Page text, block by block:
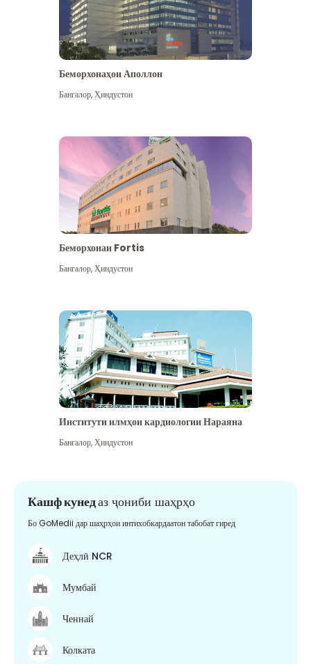
Бештар дидан
Беморхонаҳои Аполлон
Бангалор,Ҳиндустон
Беморхонаи Fortis
Бангалор,Ҳиндустон
Институти илмҳои кардиологии Нараяна
Бангалор,Ҳиндустон
Кашф кунедаз ҷониби шаҳрҳо
Бо GoMedii дар шаҳрҳои интихобкардаатон табобат гиред
Деҳлӣ NCR
Мумбай
Ченнай
Колката